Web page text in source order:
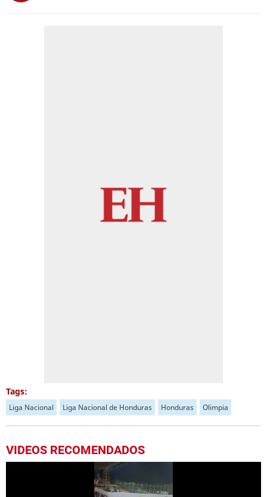
Tags:
Liga Nacional Liga Nacional de Honduras Honduras Olimpia
VIDEOS RECOMENDADOS